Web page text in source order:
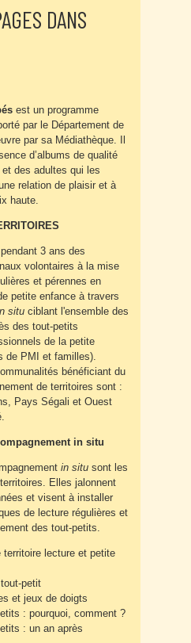
DANS
est un programme
par le Département de
par sa Médiathèque. Il
d’albums de qualité
des adultes qui les
relation de plaisir et à
haute.
3 ans des
volontaires à la mise
et pérennes en
petite enfance à travers
situ ciblant l'ensemble des
des tout-petits
de la petite
de PMI et familles).
bénéficiant du
de territoires sont :
Pays Ségali et Ouest
in situ
in situ sont les
Elles jalonnent
et visent à installer
de lecture régulières et
des tout-petits.
territoire lecture et petite
petit
et jeux de doigts
: pourquoi, comment ?
: un an après